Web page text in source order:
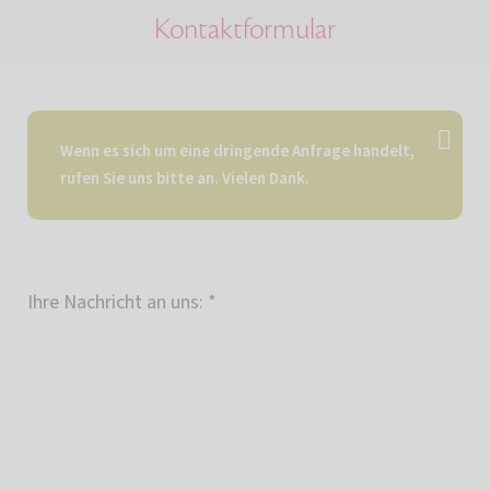
Kontaktformular
Wenn es sich um eine dringende Anfrage handelt,
rufen Sie uns bitte an. Vielen Dank.
Ihre Nachricht an uns: *